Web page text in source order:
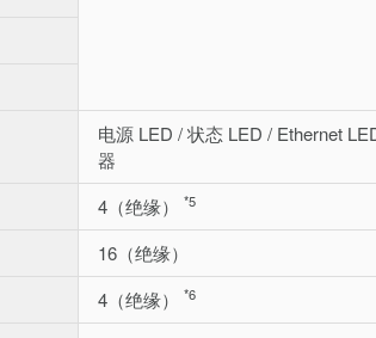
电源 LED / 状态 LED / Ethernet
器
4（绝缘） *5
16（绝缘）
4（绝缘） *6